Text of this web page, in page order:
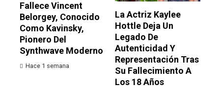
Fallece Vincent
Belorgey, Conocido
Como Kavinsky,
Pionero Del
Synthwave Moderno
Hace 1 semana
La Actriz Kaylee
Hottle Deja Un
Legado De
Autenticidad Y
Representación Tras
Su Fallecimiento A
Los 18 Años